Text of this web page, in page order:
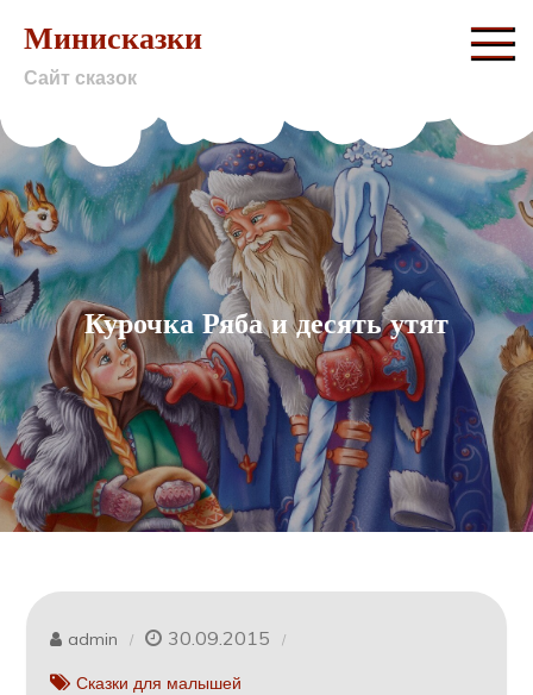
content
Минисказки
Сайт сказок
Курочка Ряба и десять утят
admin 30.09.2015
Сказки для малышей